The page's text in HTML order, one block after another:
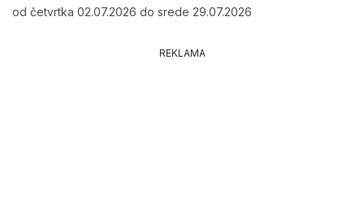
od četvrtka 02.07.2026 do srede 29.07.2026
REKLAMA